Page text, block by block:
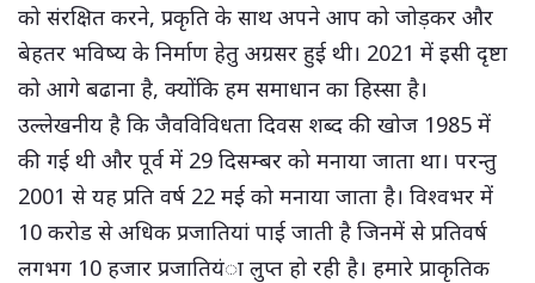
को संरक्षित करने, प्रकृति के साथ अपने आप को जोड़कर और
बेहतर भविष्य के निर्माण हेतु अग्रसर हुई थी। 2021 में इसी दृष्टा
को आगे बढाना है, क्योंकि हम समाधान का हिस्सा है।
उल्लेखनीय है कि जैवविविधता दिवस शब्द की खोज 1985 में
की गई थी और पूर्व में 29 दिसम्बर को मनाया जाता था। परन्तु
2001 से यह प्रति वर्ष 22 मई को मनाया जाता है। विश्वभर में
10 करोड से अधिक प्रजातियां पाई जाती है जिनमें से प्रतिवर्ष
लगभग 10 हजार प्रजातियंा लुप्त हो रही है। हमारे प्राकृतिक